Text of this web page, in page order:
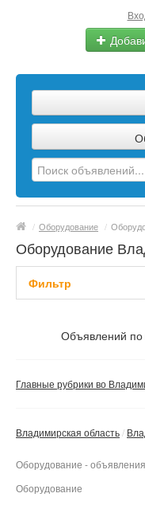
/ Оборудование /
Оборудование
Фильтр
Объявлений
Главные рубрики во
Владимирская область
Оборудование -
Оборудование